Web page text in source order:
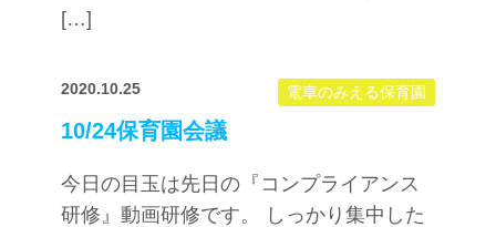
[…]
2020.10.25 電車のみえる保育園
10/24保育園会議
今日の目玉は先日の『コンプライアンス
研修』動画研修です。 しっかり集中した